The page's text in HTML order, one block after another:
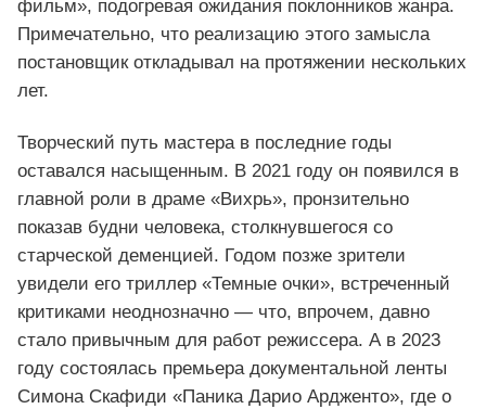
фильм», подогревая ожидания поклонников жанра.
Примечательно, что реализацию этого замысла
постановщик откладывал на протяжении нескольких
лет.
Творческий путь мастера в последние годы
оставался насыщенным. В 2021 году он появился в
главной роли в драме «Вихрь», пронзительно
показав будни человека, столкнувшегося со
старческой деменцией. Годом позже зрители
увидели его триллер «Темные очки», встреченный
критиками неоднозначно — что, впрочем, давно
стало привычным для работ режиссера. А в 2023
году состоялась премьера документальной ленты
Симона Скафиди «Паника Дарио Ардженто», где о